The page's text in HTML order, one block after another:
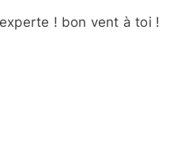
! bon vent à toi !